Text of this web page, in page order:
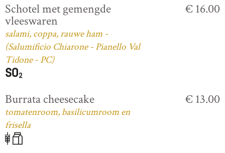
Schotel met gemengde
vleeswaren
salami, coppa, rauwe ham -
(Salumificio Chiarone - Pianello Val
Tidone - PC)
€ 16.00
Burrata cheesecake
tomatenroom, basilicumroom en
frisella
€ 13.00